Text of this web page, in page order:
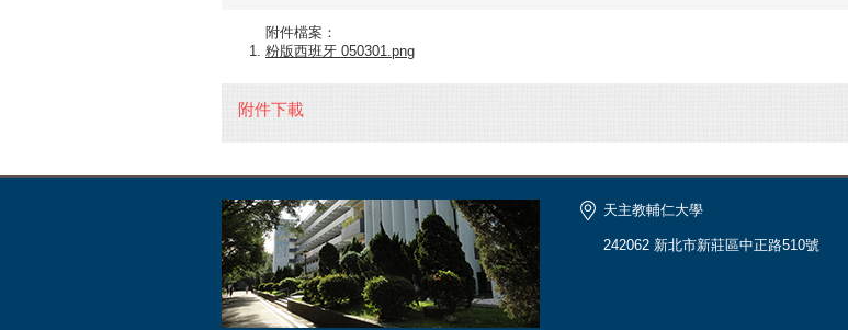
附件檔案：
粉版西班牙 050301.png
附件下載
天主教輔仁大學
242062 新北市新莊區中正路510號